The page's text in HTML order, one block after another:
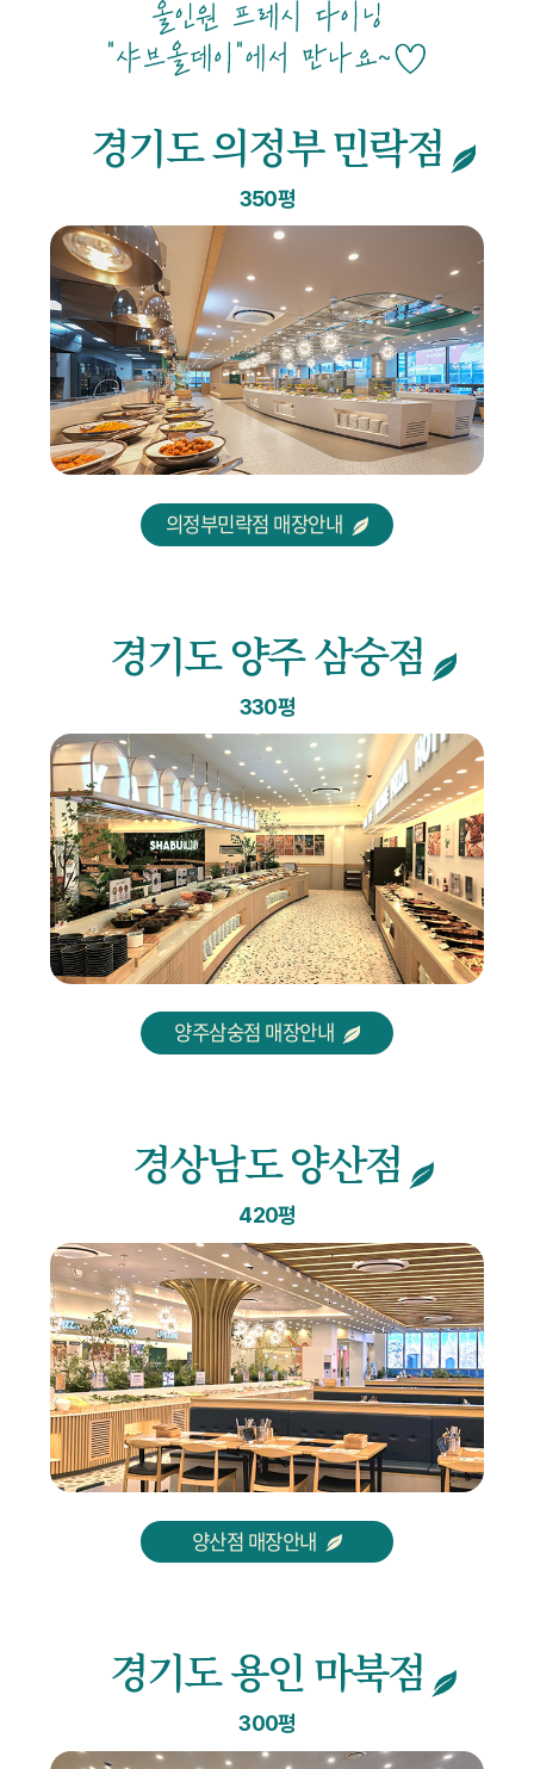
경기도 의정부 민락점
350평
의정부민락점 매장안내
경기도 양주 삼숭점
330평
양주삼숭점 매장안내
경상남도 양산점
420평
양산점 매장안내
경기도 용인 마북점
300평